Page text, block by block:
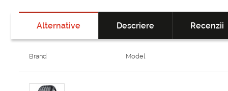
Alternative Descriere Recenzii
Brand Model